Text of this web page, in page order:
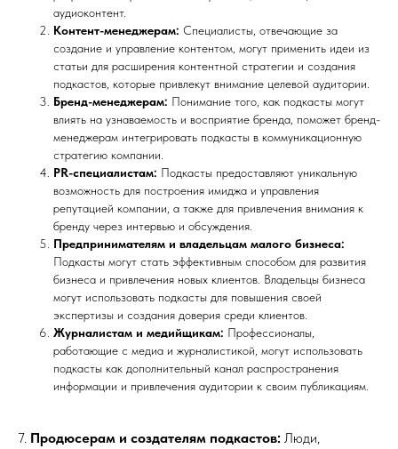
аудиоконтент.
Контент-менеджерам: Специалисты, отвечающие за
создание и управление контентом, могут применить идеи из
статьи для расширения контентной стратегии и создания
подкастов, которые привлекут внимание целевой аудитории.
Бренд-менеджерам: Понимание того, как подкасты могут
влиять на узнаваемость и восприятие бренда, поможет бренд-
менеджерам интегрировать подкасты в коммуникационную
стратегию компании.
PR-специалистам: Подкасты предоставляют уникальную
возможность для построения имиджа и управления
репутацией компании, а также для привлечения внимания к
бренду через интервью и обсуждения.
Предпринимателям и владельцам малого бизнеса:
Подкасты могут стать эффективным способом для развития
бизнеса и привлечения новых клиентов. Владельцы бизнеса
могут использовать подкасты для повышения своей
экспертизы и создания доверия среди клиентов.
Журналистам и медийщикам: Профессионалы,
работающие с медиа и журналистикой, могут использовать
подкасты как дополнительный канал распространения
информации и привлечения аудитории к своим публикациям.
7. Продюсерам и создателям подкастов: Люди,